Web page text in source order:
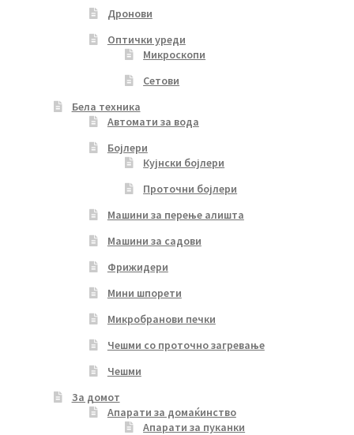
Дронови
Оптички уреди
Микроскопи
Сетови
Бела техника
Автомати за вода
Бојлери
Кујнски бојлери
Проточни бојлери
Машини за перење алишта
Машини за садови
Фрижидери
Мини шпорети
Микробранови печки
Чешми со проточно загревање
Чешми
За домот
Апарати за домаќинство
Апарати за пуканки